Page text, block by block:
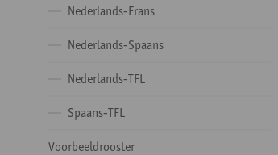
Nederlands-Frans
Nederlands-Spaans
Nederlands-TFL
Spaans-TFL
Voorbeeldrooster